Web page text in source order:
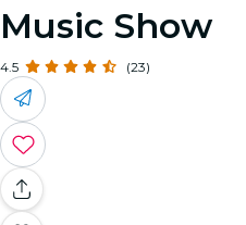
Music Show
4.5 (23)